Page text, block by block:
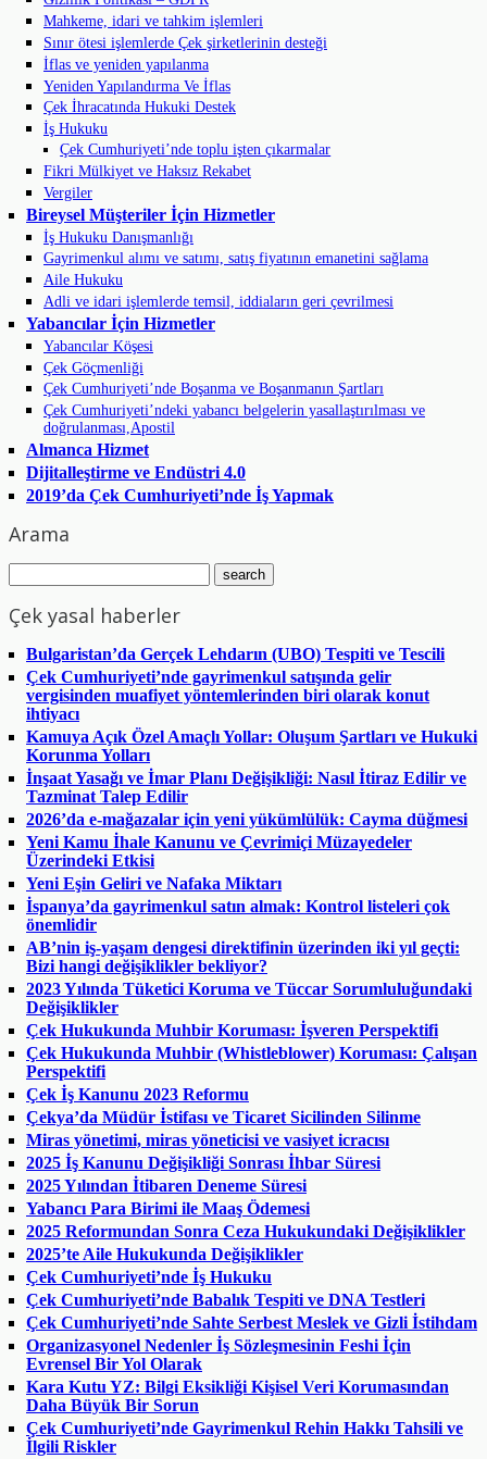
Mahkeme, idari ve tahkim işlemleri
Sınır ötesi işlemlerde Çek şirketlerinin desteği
İflas ve yeniden yapılanma
Yeniden Yapılandırma Ve İflas
Çek İhracatında Hukuki Destek
İş Hukuku
Çek Cumhuriyeti’nde toplu işten çıkarmalar
Fikri Mülkiyet ve Haksız Rekabet
Vergiler
Bireysel Müşteriler İçin Hizmetler
İş Hukuku Danışmanlığı
Gayrimenkul alımı ve satımı, satış fiyatının emanetini sağlama
Aile Hukuku
Adli ve idari işlemlerde temsil, iddiaların geri çevrilmesi
Yabancılar İçin Hizmetler
Yabancılar Köşesi
Çek Göçmenliği
Çek Cumhuriyeti’nde Boşanma ve Boşanmanın Şartları
Çek Cumhuriyeti’ndeki yabancı belgelerin yasallaştırılması ve
doğrulanması,Apostil
Almanca Hizmet
Dijitalleştirme ve Endüstri 4.0
2019’da Çek Cumhuriyeti’nde İş Yapmak
Arama
Çek yasal haberler
Bulgaristan’da Gerçek Lehdarın (UBO) Tespiti ve Tescili
Çek Cumhuriyeti’nde gayrimenkul satışında gelir
vergisinden muafiyet yöntemlerinden biri olarak konut
ihtiyacı
Kamuya Açık Özel Amaçlı Yollar: Oluşum Şartları ve Hukuki
Korunma Yolları
İnşaat Yasağı ve İmar Planı Değişikliği: Nasıl İtiraz Edilir ve
Tazminat Talep Edilir
2026’da e-mağazalar için yeni yükümlülük: Cayma düğmesi
Yeni Kamu İhale Kanunu ve Çevrimiçi Müzayedeler
Üzerindeki Etkisi
Yeni Eşin Geliri ve Nafaka Miktarı
İspanya’da gayrimenkul satın almak: Kontrol listeleri çok
önemlidir
AB’nin iş-yaşam dengesi direktifinin üzerinden iki yıl geçti:
Bizi hangi değişiklikler bekliyor?
2023 Yılında Tüketici Koruma ve Tüccar Sorumluluğundaki
Değişiklikler
Çek Hukukunda Muhbir Koruması: İşveren Perspektifi
Çek Hukukunda Muhbir (Whistleblower) Koruması: Çalışan
Perspektifi
Çek İş Kanunu 2023 Reformu
Çekya’da Müdür İstifası ve Ticaret Sicilinden Silinme
Miras yönetimi, miras yöneticisi ve vasiyet icracısı
2025 İş Kanunu Değişikliği Sonrası İhbar Süresi
2025 Yılından İtibaren Deneme Süresi
Yabancı Para Birimi ile Maaş Ödemesi
2025 Reformundan Sonra Ceza Hukukundaki Değişiklikler
2025’te Aile Hukukunda Değişiklikler
Çek Cumhuriyeti’nde İş Hukuku
Çek Cumhuriyeti’nde Babalık Tespiti ve DNA Testleri
Çek Cumhuriyeti’nde Sahte Serbest Meslek ve Gizli İstihdam
Organizasyonel Nedenler İş Sözleşmesinin Feshi İçin
Evrensel Bir Yol Olarak
Kara Kutu YZ: Bilgi Eksikliği Kişisel Veri Korumasından
Daha Büyük Bir Sorun
Çek Cumhuriyeti’nde Gayrimenkul Rehin Hakkı Tahsili ve
İlgili Riskler